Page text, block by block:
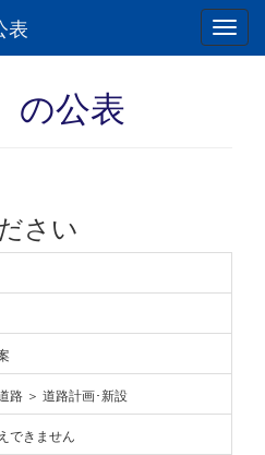
表
の公表
さい
路 ＞ 道路計画･新設
できません